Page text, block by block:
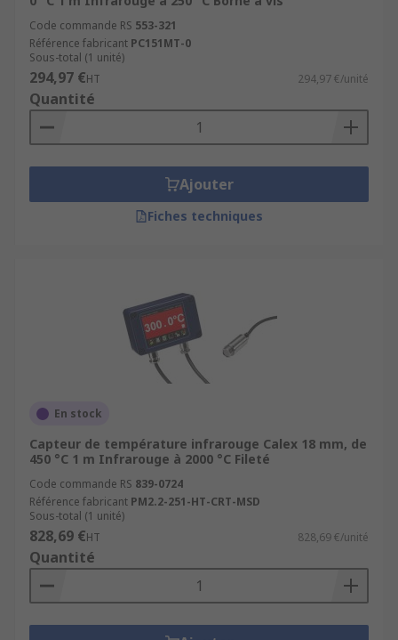
Code commande RS 553-321
Référence fabricant PC151MT-0
Sous-total (1 unité)
294,97 €HT 294,97 €/unité
Quantité
Ajouter
Fiches techniques
En stock
Capteur de température infrarouge Calex 18 mm, de
450 °C 1 m Infrarouge à 2000 °C Fileté
Code commande RS 839-0724
Référence fabricant PM2.2-251-HT-CRT-MSD
Sous-total (1 unité)
828,69 €HT 828,69 €/unité
Quantité